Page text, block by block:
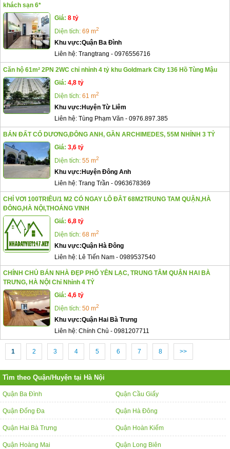
khách sạn 6*
Giá: 8 tỷ
Diện tích: 69 m2
Khu vực:Quận Ba Đình
Liên hệ: Trangtrang - 0976556716
Căn hộ 61m² 2PN 2WC chỉ nhỉnh 4 tỷ khu Goldmark City 136 Hồ Tùng Mậu
Giá: 4,8 tỷ
Diện tích: 61 m2
Khu vực:Huyện Từ Liêm
Liên hệ: Tùng Phạm Văn - 0976.897.385
BÁN ĐẤT CỔ DƯƠNG,ĐÔNG ANH, GẦN ARCHIMEDES, 55M NHỈNH 3 TỶ
Giá: 3,6 tỷ
Diện tích: 55 m2
Khu vực:Huyện Đông Anh
Liên hệ: Trang Trần - 0963678369
CHỈ VƠI 100TRIÊU/1 M2 CÓ NGAY LÔ ĐÂT 68M2TRUNG TAM QUẬN,HÀ
ĐÔNG,HÀ NỘI,THOÁNG VINH
Giá: 6,8 tỷ
Diện tích: 68 m2
Khu vực:Quận Hà Đông
Liên hệ: Lê Tiến Nam - 0989537540
CHÍNH CHỦ BÁN NHÀ ĐẸP PHỐ YÊN LẠC, TRUNG TÂM QUẬN HAI BÀ
TRƯNG, HÀ NỘI Chỉ Nhỉnh 4 TỶ
Giá: 4,6 tỷ
Diện tích: 50 m2
Khu vực:Quận Hai Bà Trưng
Liên hệ: Chính Chủ - 0981207711
1 2 3 4 5 6 7 8 >>
Tìm theo Quận/Huyện tại Hà Nội
Quận Ba Đình Quận Cầu Giấy
Quận Đống Đa Quận Hà Đông
Quận Hai Bà Trưng Quận Hoàn Kiếm
Quận Hoàng Mai Quận Long Biên